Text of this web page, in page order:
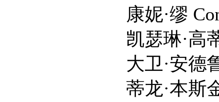
康妮·缪
凯瑟琳·高蒂尔
大卫·安德鲁斯
蒂龙·本斯金